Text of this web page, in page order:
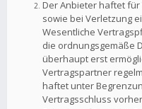
Der Anbieter haftet
sowie bei Verletzung
Wesentliche
die ordnungsgemäße
überhaupt erst
Vertragspartner
haftet unter
Vertragsschluss